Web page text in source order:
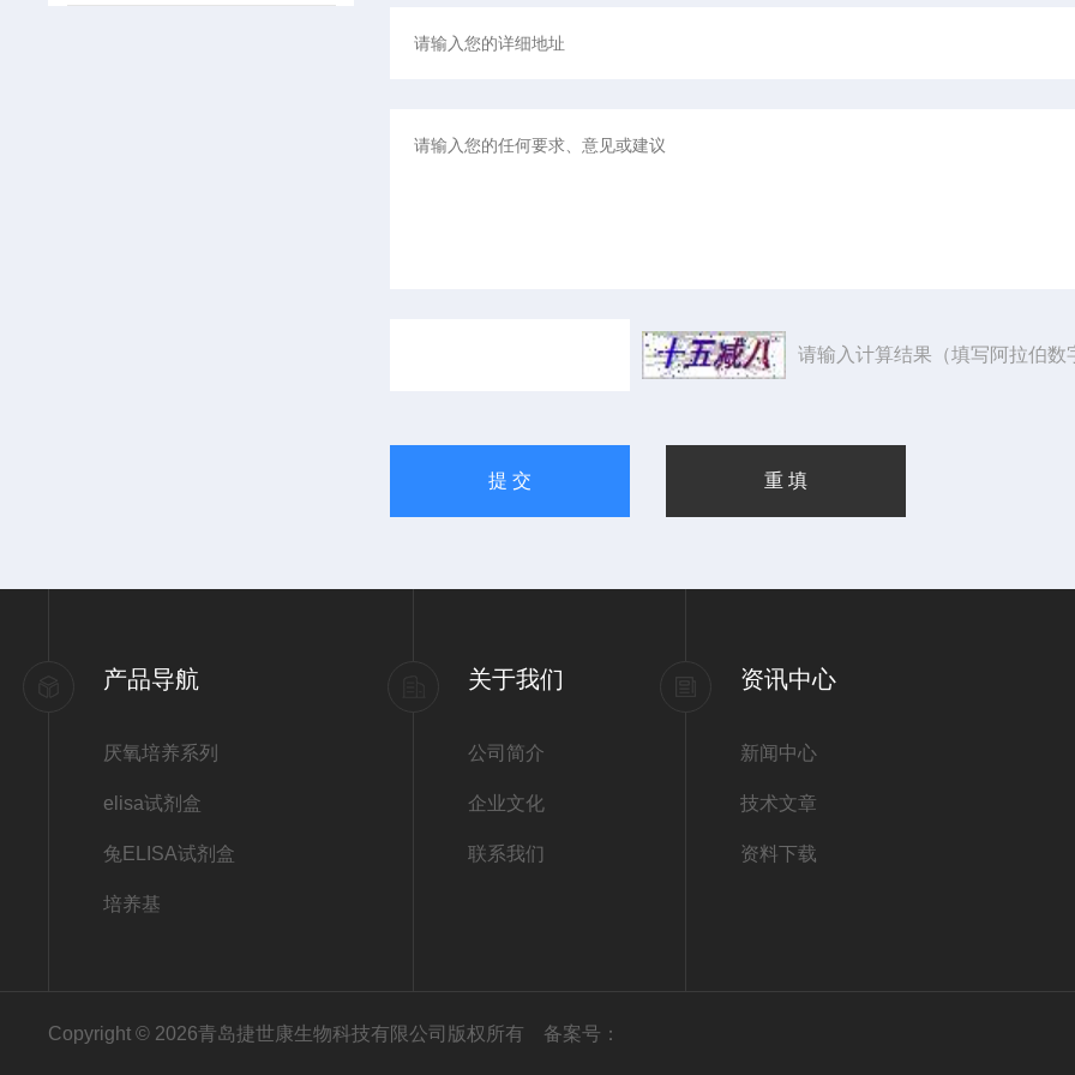
请输入计算结果（填写阿拉伯数
产品导航
厌氧培养系列
elisa试剂盒
兔ELISA试剂盒
培养基
关于我们
公司简介
企业文化
联系我们
资讯中心
新闻中心
技术文章
资料下载
Copyright © 2026青岛捷世康生物科技有限公司版权所有 备案号：